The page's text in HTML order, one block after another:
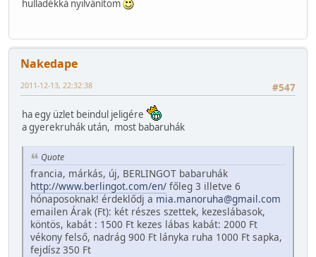
hulladékká nyilvánítom
Nakedape
#547
2011-12-13, 22:32:38
ha egy üzlet beindul jeligére
a gyerekruhák után, most babaruhák
Quote
francia, márkás, új, BERLINGOT babaruhák
http://www.berlingot.com/en/ főleg 3 illetve 6
hónaposoknak! érdeklődj a mia.manoruha@gmail.com
emailen Árak (Ft): két részes szettek, kezeslábasok,
köntös, kabát : 1500 Ft kezes lábas kabát: 2000 Ft
vékony felső, nadrág 900 Ft lányka ruha 1000 Ft sapka,
fejdísz 350 Ft